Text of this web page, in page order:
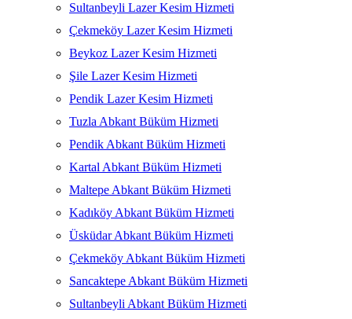
Sultanbeyli Lazer Kesim Hizmeti
Çekmeköy Lazer Kesim Hizmeti
Beykoz Lazer Kesim Hizmeti
Şile Lazer Kesim Hizmeti
Pendik Lazer Kesim Hizmeti
Tuzla Abkant Büküm Hizmeti
Pendik Abkant Büküm Hizmeti
Kartal Abkant Büküm Hizmeti
Maltepe Abkant Büküm Hizmeti
Kadıköy Abkant Büküm Hizmeti
Üsküdar Abkant Büküm Hizmeti
Çekmeköy Abkant Büküm Hizmeti
Sancaktepe Abkant Büküm Hizmeti
Sultanbeyli Abkant Büküm Hizmeti